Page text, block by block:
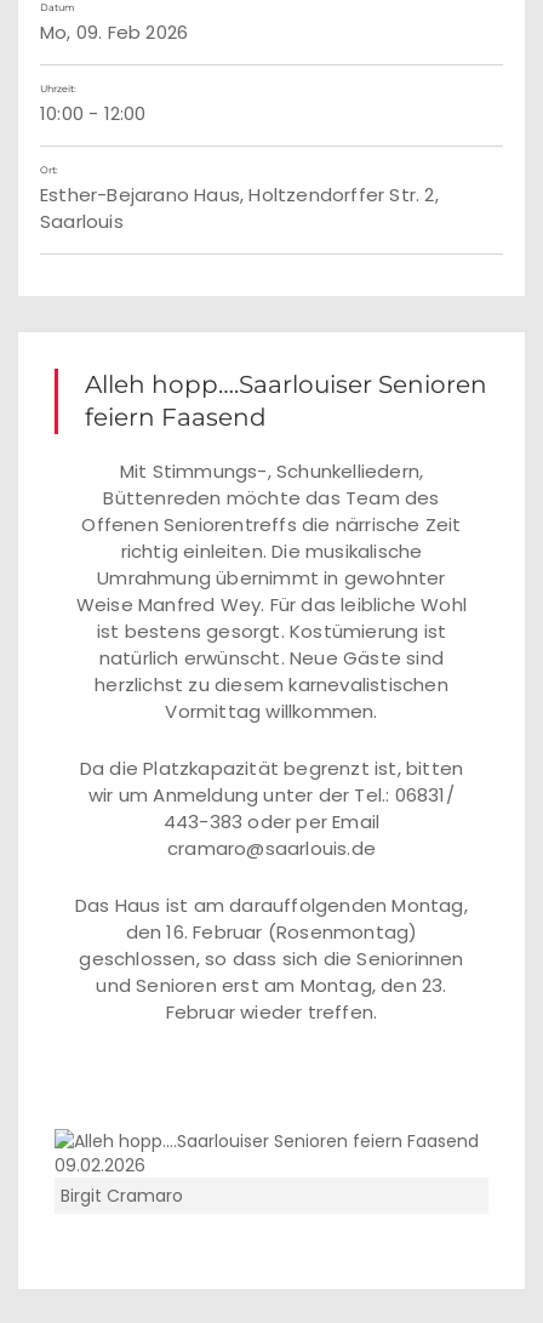
Datum
Mo, 09. Feb 2026
Uhrzeit:
10:00 - 12:00
Ort:
Esther-Bejarano Haus, Holtzendorffer Str. 2,
Saarlouis
Alleh hopp….Saarlouiser Senioren
feiern Faasend
Mit Stimmungs-, Schunkelliedern,
Büttenreden möchte das Team des
Offenen Seniorentreffs die närrische Zeit
richtig einleiten. Die musikalische
Umrahmung übernimmt in gewohnter
Weise Manfred Wey. Für das leibliche Wohl
ist bestens gesorgt. Kostümierung ist
natürlich erwünscht. Neue Gäste sind
herzlichst zu diesem karnevalistischen
Vormittag willkommen.
Da die Platzkapazität begrenzt ist, bitten
wir um Anmeldung unter der Tel.: 06831/
443-383 oder per Email
cramaro@saarlouis.de
Das Haus ist am darauffolgenden Montag,
den 16. Februar (Rosenmontag)
geschlossen, so dass sich die Seniorinnen
und Senioren erst am Montag, den 23.
Februar wieder treffen.
Birgit Cramaro